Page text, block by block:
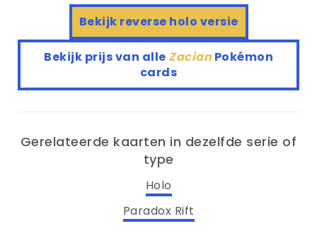
Bekijk reverse holo versie
Bekijk prijs van alle ZacianPokémon
cards
Gerelateerde kaarten in dezelfde serie of
type
Holo
Paradox Rift